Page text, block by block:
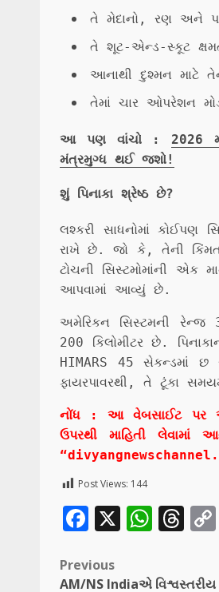
તે મેદાનો, રણ અને
તે શૂટ-એન્ડ-સ્કૂટ
આનાથી દુશ્મન માટે
તેમાં ચાર ઓપરેશન
આ પણ વાંચો : 2026
મંત્રમુગ્ધ થઈ જશો!
શું પિનાકા શ્રેષ્ઠ છે?
લશ્કરી સાધનોમાં કોઈપણ
રાખે છે. જો કે, તેની કિંમત,
ટોચની સિસ્ટમોમાંની એક
આપવામાં આવ્યું છે.
અમેરિકન સિસ્ટમની રેન્જ
200 કિલોમીટર છે.
HIMARS 45 સેકન્ડમાં
ફાયરપાવરથી, તે ટૂંકા
નોંધ : આ વેબસાઈટ પર
ઉપરથી માહિતી
Post Views: 144
Facebook
X
Post
Previous
AM/NS Indiaએ વિશ્વસ્તરીય